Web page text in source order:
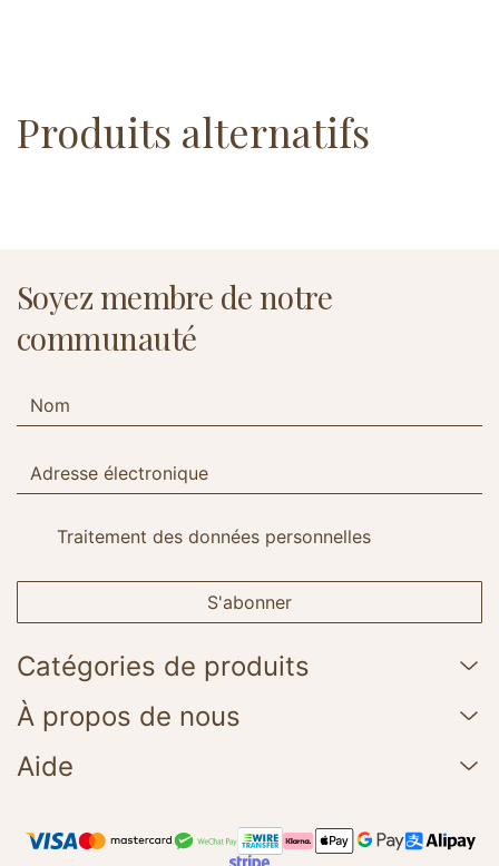
Produits alternatifs
Soyez membre de notre
communauté
Traitement des données personnelles
S'abonner
Catégories de produits
À propos de nous
Aide